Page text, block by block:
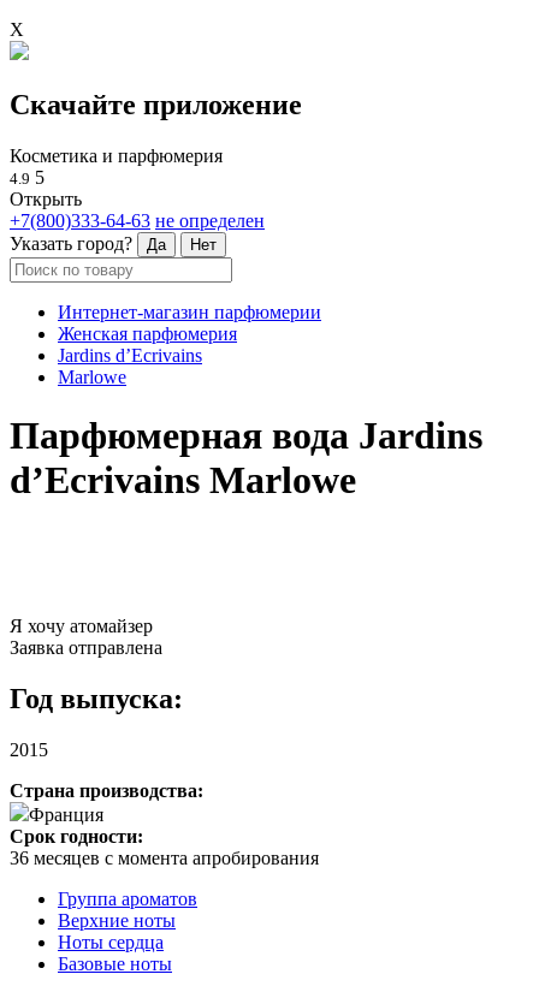
X
Скачайте приложение
Косметика и парфюмерия
4.9 5
Открыть
+7(800)333-64-63 не определен
Указать город?
Да Нет
Интернет-магазин парфюмерии
Женская парфюмерия
Jardins d’Ecrivains
Marlowe
Парфюмерная вода Jardins
d’Ecrivains Marlowe
Я хочу атомайзер
Заявка отправлена
Год выпуска:
2015
Страна производства:
Франция
Срок годности:
36 месяцев с момента апробирования
Группа ароматов
Верхние ноты
Ноты сердца
Базовые ноты